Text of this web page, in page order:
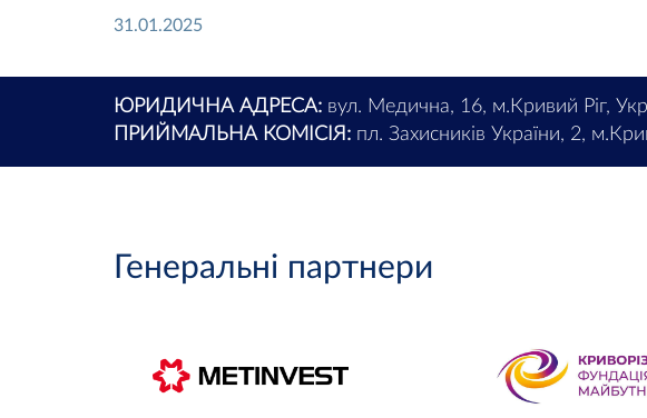
31.01.2025
ЮРИДИЧНА АДРЕСА: вул. Медична, 16, м.Кривий Ріг,
ПРИЙМАЛЬНА КОМІСІЯ: пл. Захисників України, 2,
Генеральні партнери